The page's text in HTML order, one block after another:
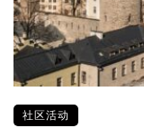
社区活动